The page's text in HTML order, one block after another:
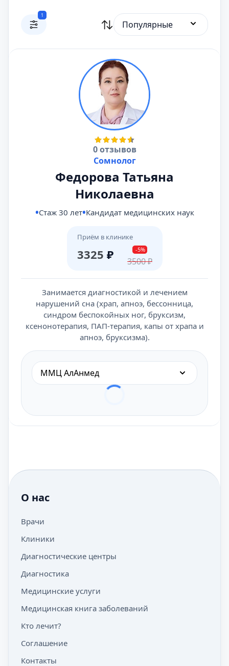
1
Популярные
0 отзывов
Сомнолог
Федорова Татьяна
Николаевна
Стаж 30 лет Кандидат медицинских наук
Приём в клинике
3325 ₽ -5%
3500₽
Занимается диагностикой и лечением
нарушений сна (храп, апноэ, бессонница,
синдром беспокойных ног, бруксизм,
ксенонотерапия, ПАП-терапия, капы от храпа и
апноэ, бруксизма).
ММЦ АлАнмед
О нас
Врачи
Клиники
Диагностические центры
Диагностика
Медицинские услуги
Медицинская книга заболеваний
Кто лечит?
Соглашение
Контакты